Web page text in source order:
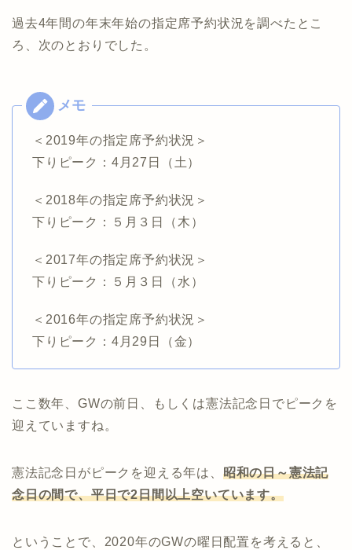
過去4年間の年末年始の指定席予約状況を調べたとこ
ろ、次のとおりでした。
＜2019年の指定席予約状況＞
下りピーク：4月27日（土）
＜2018年の指定席予約状況＞
下りピーク：５月３日（木）
＜2017年の指定席予約状況＞
下りピーク：５月３日（水 ）
＜2016年の指定席予約状況＞
下りピーク：4月29日（金）
ここ数年、GWの前日、もしくは憲法記念日でピークを
迎えていますね。
憲法記念日がピークを迎える年は、 昭和の日～憲法記
念日の間で、平日で2日間以上空いています。
ということで、2020年のGWの曜日配置を考えると、